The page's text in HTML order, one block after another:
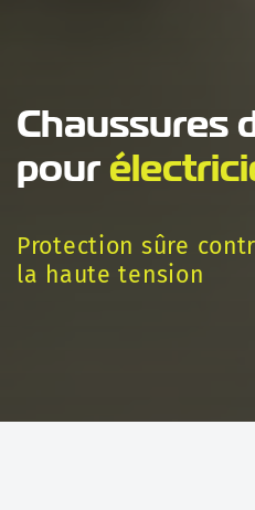
Chaussures
pour
Protection sûre
la haute tension